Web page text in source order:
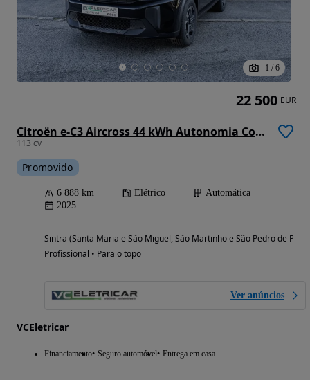
1 / 6
Citroën e-C3 Aircross 44 kWh Autonomia Conforto You
113 cv
Promovido
6 888 km Elétrico
Automática
2025
Sintra (Santa Maria e São Miguel, São Martinho e São Pedro de
Profissional • Para o topo
Ver anúncios
VCEletricar
Financiamento Seguro automóvel Entrega em casa
22 500 EUR